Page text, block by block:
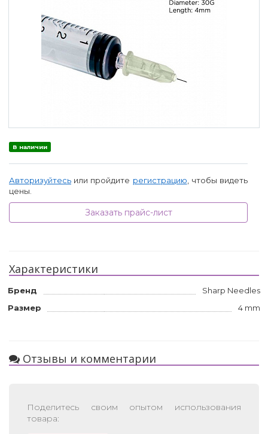
В наличии
Авторизуйтесь или пройдите регистрацию , чтобы видеть
цены.
Заказать прайс-лист
Характеристики
Бренд
Sharp Needles
Размер
4 mm
Отзывы и комментарии
Поделитесь своим опытом использования
товара: